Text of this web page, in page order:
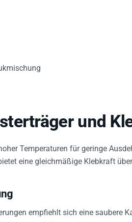
und
Temperaturen für geringe
eine gleichmäßige Klebkraft
empfiehlt sich eine saubere